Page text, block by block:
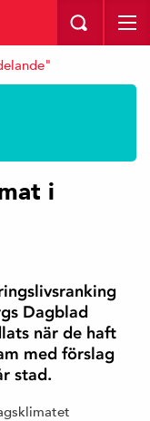
i
Dagblad
när de haft
med förslag
stad.